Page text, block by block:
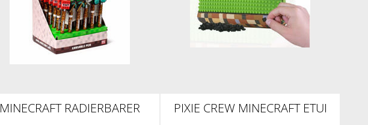
MINECRAFT RADIERBARER
PIXIE CREW MINECRAFT ETUI